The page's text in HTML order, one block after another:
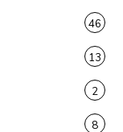
46
13
2
8